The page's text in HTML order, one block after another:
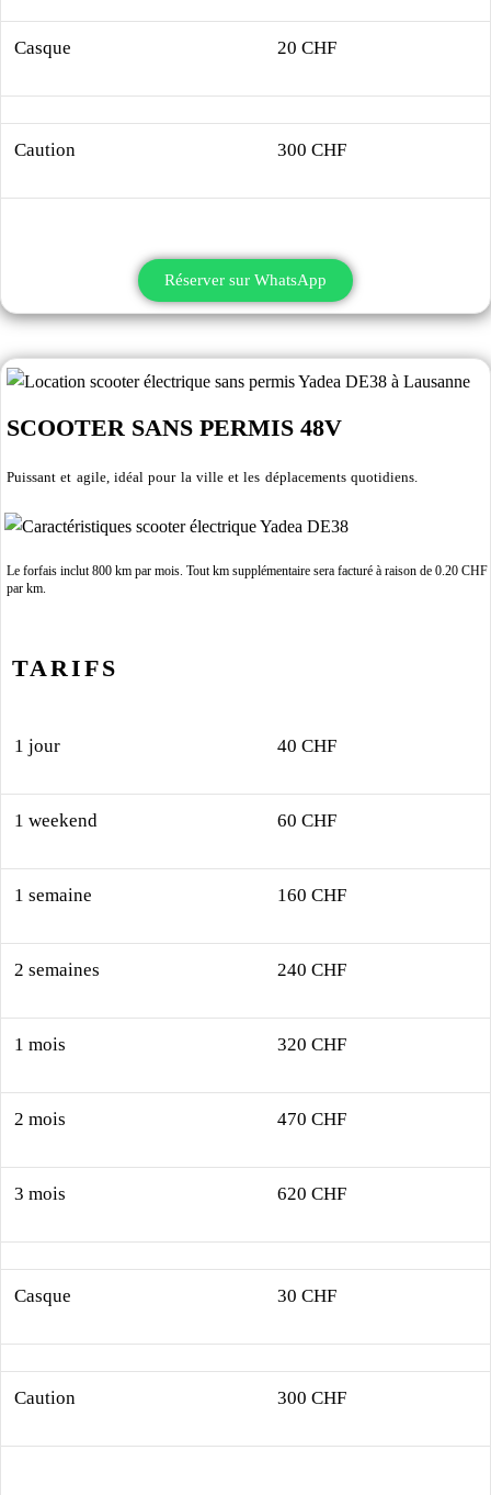
Casque 20 CHF
Caution 300 CHF
Réserver sur WhatsApp
SCOOTER SANS PERMIS 48V
Puissant et agile, idéal pour la ville et les déplacements quotidiens.
Le forfais inclut 800 km par mois. Tout km supplémentaire sera facturé à raison de 0.20 CHF
par km.
TARIFS
1 jour 40 CHF
1 weekend 60 CHF
1 semaine 160 CHF
2 semaines 240 CHF
1 mois 320 CHF
2 mois 470 CHF
3 mois 620 CHF
Casque 30 CHF
Caution 300 CHF